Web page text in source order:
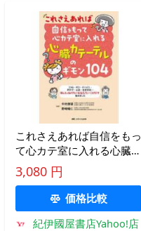
これさえあれば自信をもっ
て心カテ室に入れる心臓カ
テーテルのギモン１０４ -
ＣＡＧ・ＰＣＩ・デバイ
ス・声かけ・止血・急変対
応…
3,080 円
価格比較
紀伊國屋書店Yahoo!店